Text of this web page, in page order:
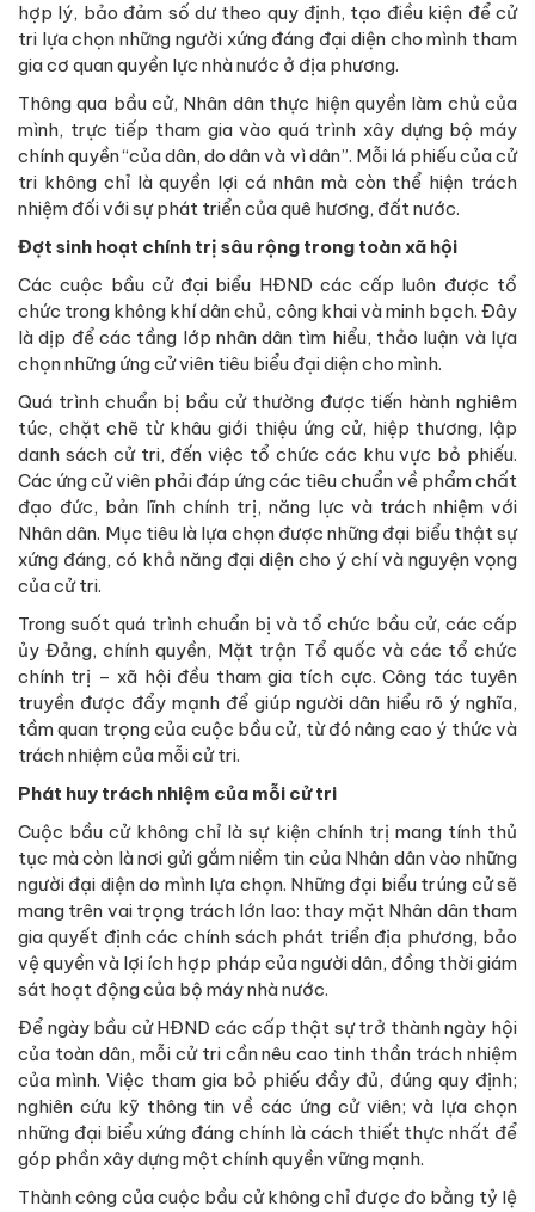
hợp lý, bảo đảm số dư theo quy định, tạo điều kiện để cử
tri lựa chọn những người xứng đáng đại diện cho mình tham
gia cơ quan quyền lực nhà nước ở địa phương.
Thông qua bầu cử, Nhân dân thực hiện quyền làm chủ của
mình, trực tiếp tham gia vào quá trình xây dựng bộ máy
chính quyền “của dân, do dân và vì dân”. Mỗi lá phiếu của cử
tri không chỉ là quyền lợi cá nhân mà còn thể hiện trách
nhiệm đối với sự phát triển của quê hương, đất nước.
Đợt sinh hoạt chính trị sâu rộng trong toàn xã hội
Các cuộc bầu cử đại biểu HĐND các cấp luôn được tổ
chức trong không khí dân chủ, công khai và minh bạch. Đây
là dịp để các tầng lớp nhân dân tìm hiểu, thảo luận và lựa
chọn những ứng cử viên tiêu biểu đại diện cho mình.
Quá trình chuẩn bị bầu cử thường được tiến hành nghiêm
túc, chặt chẽ từ khâu giới thiệu ứng cử, hiệp thương, lập
danh sách cử tri, đến việc tổ chức các khu vực bỏ phiếu.
Các ứng cử viên phải đáp ứng các tiêu chuẩn về phẩm chất
đạo đức, bản lĩnh chính trị, năng lực và trách nhiệm với
Nhân dân. Mục tiêu là lựa chọn được những đại biểu thật sự
xứng đáng, có khả năng đại diện cho ý chí và nguyện vọng
của cử tri.
Trong suốt quá trình chuẩn bị và tổ chức bầu cử, các cấp
ủy Đảng, chính quyền, Mặt trận Tổ quốc và các tổ chức
chính trị – xã hội đều tham gia tích cực. Công tác tuyên
truyền được đẩy mạnh để giúp người dân hiểu rõ ý nghĩa,
tầm quan trọng của cuộc bầu cử, từ đó nâng cao ý thức và
trách nhiệm của mỗi cử tri.
Phát huy trách nhiệm của mỗi cử tri
Cuộc bầu cử không chỉ là sự kiện chính trị mang tính thủ
tục mà còn là nơi gửi gắm niềm tin của Nhân dân vào những
người đại diện do mình lựa chọn. Những đại biểu trúng cử sẽ
mang trên vai trọng trách lớn lao: thay mặt Nhân dân tham
gia quyết định các chính sách phát triển địa phương, bảo
vệ quyền và lợi ích hợp pháp của người dân, đồng thời giám
sát hoạt động của bộ máy nhà nước.
Để ngày bầu cử HĐND các cấp thật sự trở thành ngày hội
của toàn dân, mỗi cử tri cần nêu cao tinh thần trách nhiệm
của mình. Việc tham gia bỏ phiếu đầy đủ, đúng quy định;
nghiên cứu kỹ thông tin về các ứng cử viên; và lựa chọn
những đại biểu xứng đáng chính là cách thiết thực nhất để
góp phần xây dựng một chính quyền vững mạnh.
Thành công của cuộc bầu cử không chỉ được đo bằng tỷ lệ